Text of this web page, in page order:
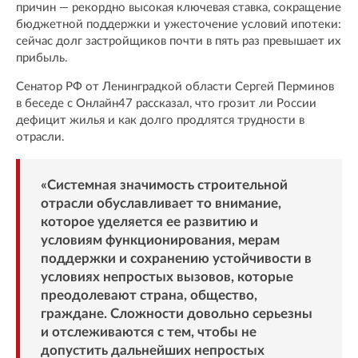
причин — рекордно высокая ключевая ставка, сокращение
бюджетной поддержки и ужесточение условий ипотеки:
сейчас долг застройщиков почти в пять раз превышает их
прибыль.
Сенатор РФ от Ленинградкой области Сергей Перминов
в беседе с Онлайн47 рассказал, что грозит ли России
дефицит жилья и как долго продлятся трудности в
отрасли.
«Системная значимость строительной
отрасли обуславливает то внимание,
которое уделяется ее развитию и
условиям функционирования, мерам
поддержки и сохранению устойчивости в
условиях непростых вызовов, которые
преодолевают страна, общество,
граждане. Сложности довольно серьезны
и отслеживаются с тем, чтобы не
допустить дальнейших непростых